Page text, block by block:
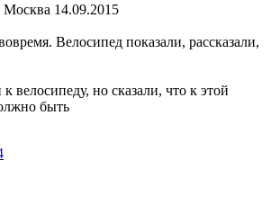
Москва 14.09.2015
Велосипед показали, рассказали,
велосипеду, но сказали, что к этой
быть